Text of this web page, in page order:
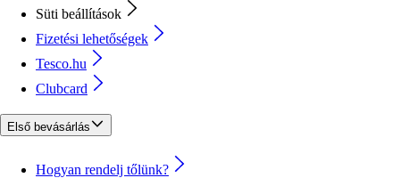
Süti beállítások
Fizetési lehetőségek
Tesco.hu
Clubcard
Első bevásárlás
Hogyan rendelj tőlünk?